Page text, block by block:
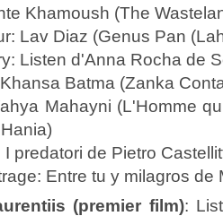
Khamoush (The
Lav Diaz (Genus Pan
Listen d'Anna Rocha de
Batma (Zanka
Mahayni (L'Homme
predatori de Pietro
Entre tu y milagros de
(premier film):